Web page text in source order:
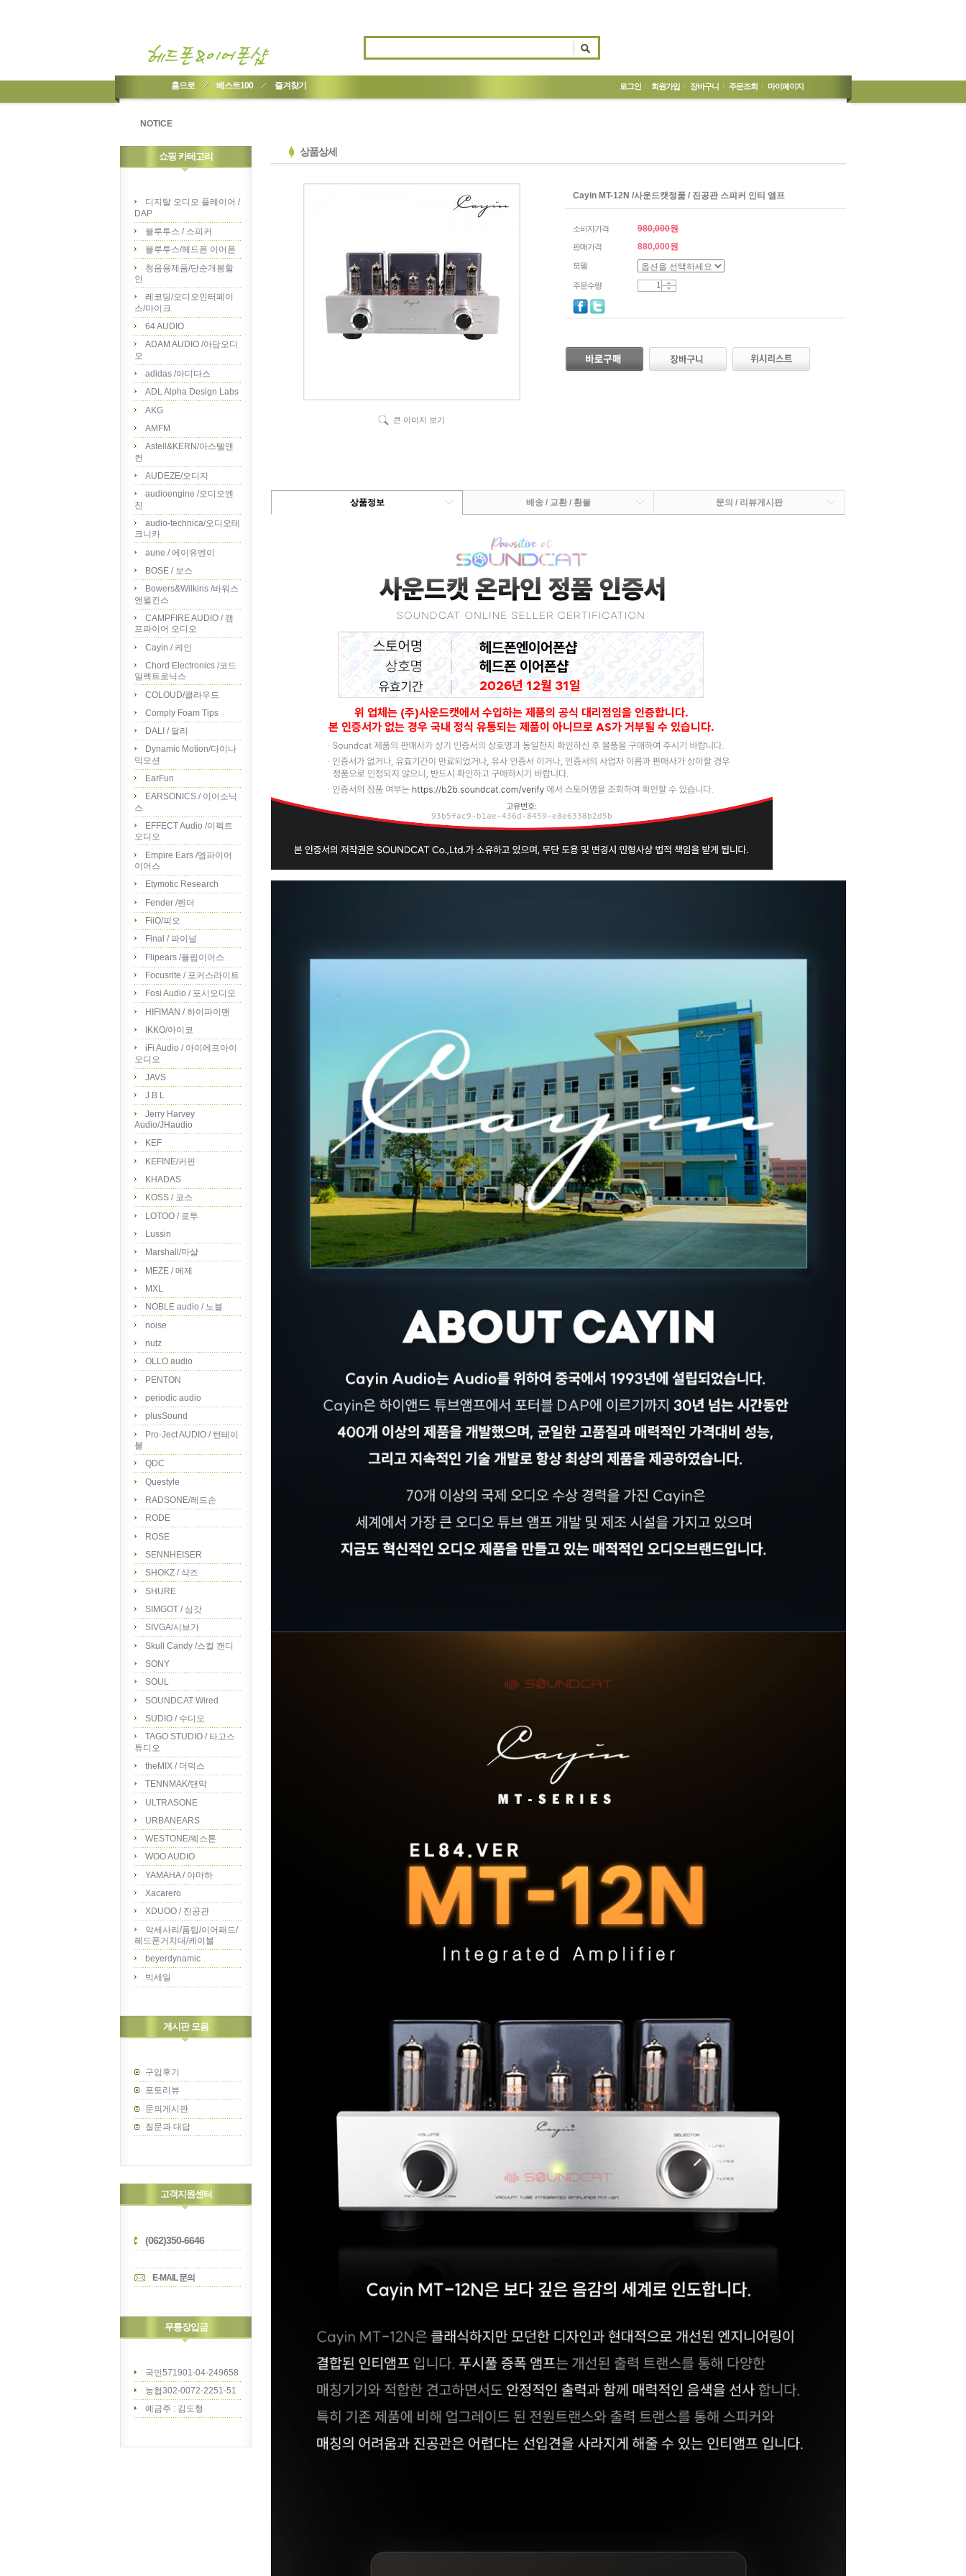
홈으로 베스트100 즐겨찾기 로그인 회원가입 장바구니 주문조회 마이페이지
NOTICE
쇼핑 카테고리
디지탈 오디오 플레이어 /
DAP
블루투스 / 스피커
블루투스/헤드폰 이어폰
청음용제품/단순개봉할
인
레코딩/오디오인터페이
스/마이크
64 AUDIO
ADAM AUDIO /아담오디
오
adidas /아디다스
ADL Alpha Design Labs
AKG
AMFM
Astell&KERN/아스텔앤
컨
AUDEZE/오디지
audioengine /오디오엔
진
audio-technica/오디오테
크니카
aune / 에이유엔이
BOSE / 보스
Bowers&Wilkins /바워스
앤윌킨스
CAMPFIRE AUDIO / 캠
프파이어 오디오
Cayin / 케인
Chord Electronics /코드
일렉트로닉스
COLOUD/클라우드
Comply Foam Tips
DALI / 달리
Dynamic Motion/다이나
믹모션
EarFun
EARSONICS / 이어소닉
스
EFFECT Audio /이펙트
오디오
Empire Ears /엠파이어
이어스
Etymotic Research
Fender /펜더
FiiO/피오
Final / 파이널
Flipears /플립이어스
Focusrite / 포커스라이트
Fosi Audio / 포시오디오
HIFIMAN / 하이파이맨
IKKO/아이코
iFi Audio / 아이에프아이
오디오
JAVS
J B L
Jerry Harvey
Audio/JHaudio
KEF
KEFINE/커핀
KHADAS
KOSS / 코스
LOTOO / 로투
Lussin
Marshall/마샬
MEZE / 메제
MXL
NOBLE audio / 노블
noise
nutz
OLLO audio
PENTON
periodic audio
plusSound
Pro-Ject AUDIO / 턴테이
블
QDC
Questyle
RADSONE/레드손
RODE
ROSE
SENNHEISER
SHOKZ / 샥즈
SHURE
SIMGOT / 심갓
SIVGA/시브가
Skull Candy /스컬 캔디
SONY
SOUL
SOUNDCAT Wired
SUDIO / 수디오
TAGO STUDIO / 타고스
튜디오
theMIX / 더믹스
TENNMAK/탠막
ULTRASONE
URBANEARS
WESTONE/웨스톤
WOO AUDIO
YAMAHA / 야마하
Xacarero
XDUOO / 진공관
악세사리/폼팁/이어패드/
헤드폰거치대/케이블
beyerdynamic
빅세일
게시판 모음
구입후기
포토리뷰
문의게시판
질문과 대답
고객지원센터
(062)350-6646
E-MAIL 문의
무통장입금
국민571901-04-249658
농협302-0072-2251-51
예금주 : 김도형
상품상세
큰 이미지 보기
Cayin MT-12N /사운드캣정품 / 진공관 스피커 인티 앰프
소비자가격 980,000원
판매가격 880,000원
모델
주문수량
상품정보 배송 / 교환 / 환불 문의 / 리뷰게시판